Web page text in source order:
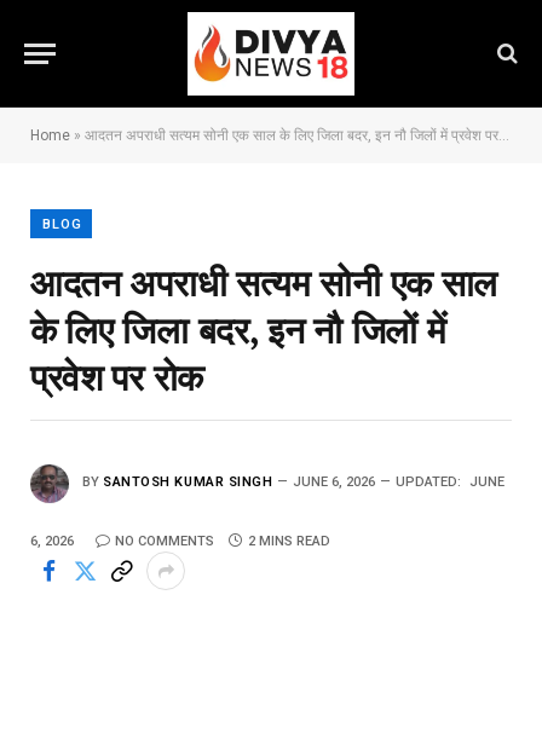
Home » आदतन अपराधी सत्यम सोनी एक साल के लिए जिला बदर, इन नौ जिलों में प्रवेश पर रोक
BLOG
आदतन अपराधी सत्यम सोनी एक साल
के लिए जिला बदर, इन नौ जिलों में
प्रवेश पर रोक
BY SANTOSH KUMAR SINGH JUNE 6, 2026 UPDATED: JUNE
6, 2026 NO COMMENTS 2 MINS READ